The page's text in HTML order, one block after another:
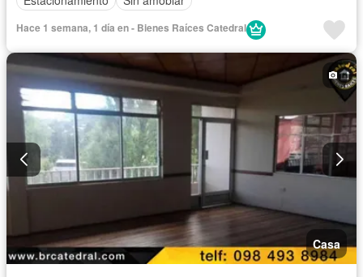
Hace 1 semana, 1 día en - Bienes Raíces Catedral
Casa